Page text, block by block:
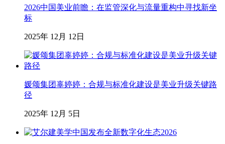
2026中国美业前瞻：在监管深化与流量重构中寻找新坐
标
2025年 12月 12日
媛颂集团辜婷婷：合规与标准化建设是美业升级关键路
径
2025年 12月 5日